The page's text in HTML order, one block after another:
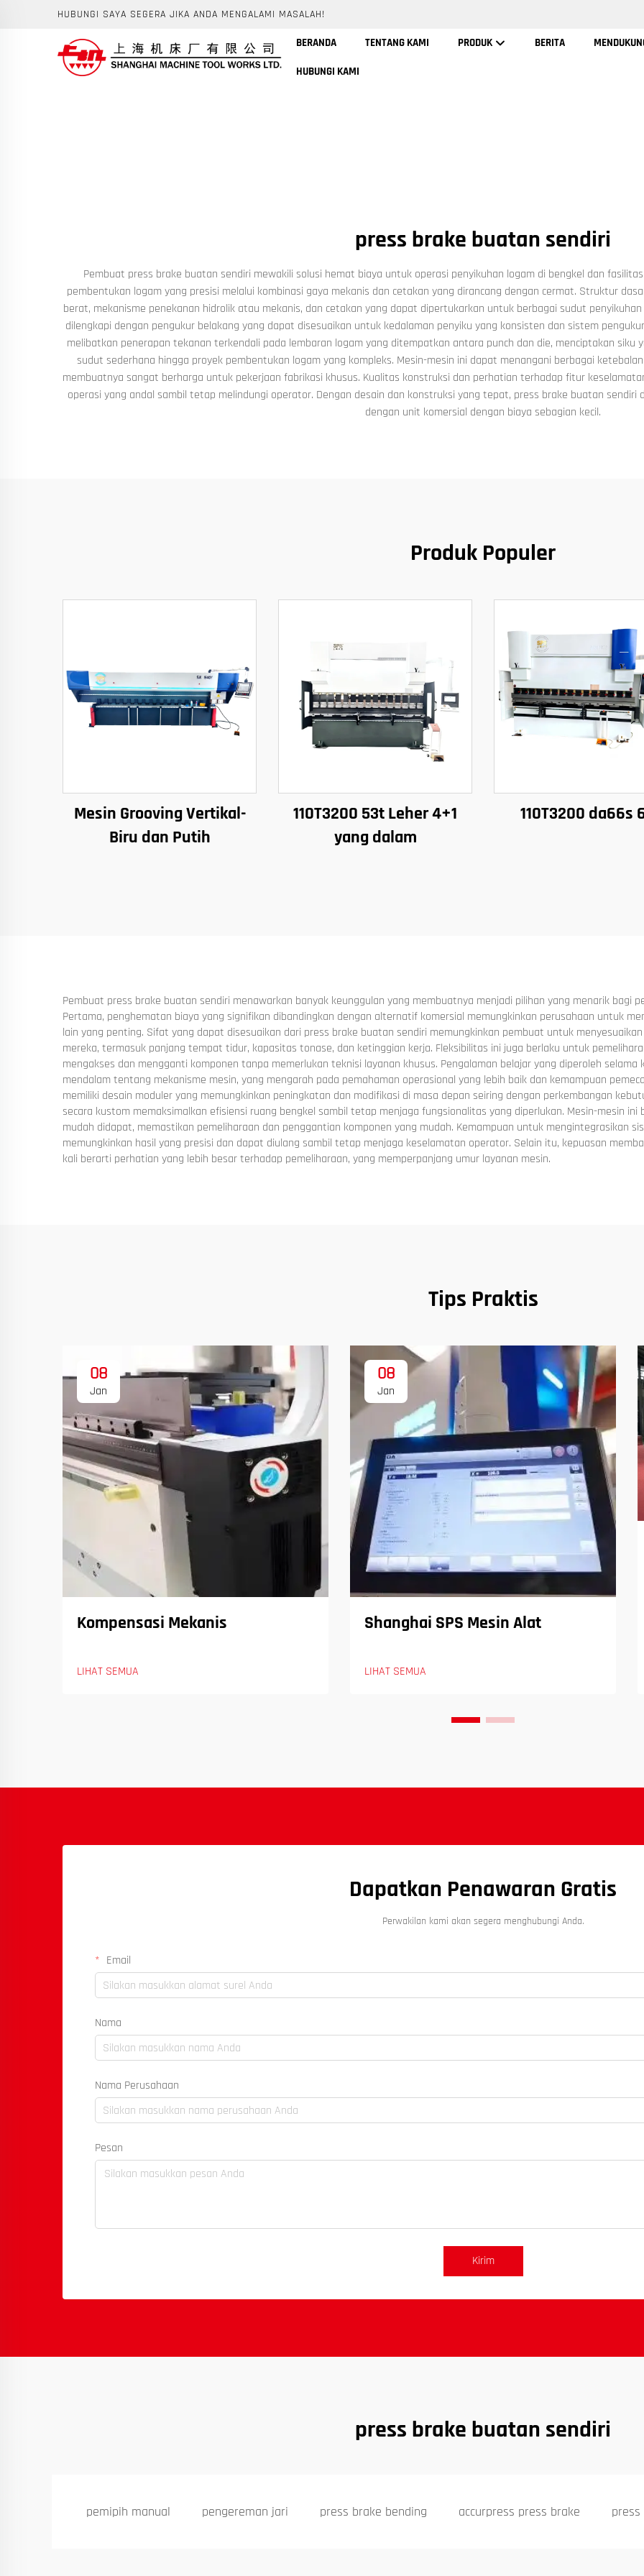
HUBUNGI SAYA SEGERA JIKA ANDA MENGALAMI MASALAH!
BERANDA TENTANG KAMI PRODUK BERITA
HUBUNGI KAMI
press brake buatan sendiri
Pembuat press brake buatan sendiri mewakili solusi hemat biaya untuk operasi penyikuhan logam di bengkel dan
pembentukan logam yang presisi melalui kombinasi gaya mekanis dan cetakan yang dirancang dengan cermat. Struktur
berat, mekanisme penekanan hidrolik atau mekanis, dan cetakan yang dapat dipertukarkan untuk berbagai sudut
dilengkapi dengan pengukur belakang yang dapat disesuaikan untuk kedalaman penyiku yang konsisten dan sistem
melibatkan penerapan tekanan terkendali pada lembaran logam yang ditempatkan antara punch dan die, menciptakan siku
sudut sederhana hingga proyek pembentukan logam yang kompleks. Mesin-mesin ini dapat menangani berbagai
membuatnya sangat berharga untuk pekerjaan fabrikasi khusus. Kualitas konstruksi dan perhatian terhadap fitur
operasi yang andal sambil tetap melindungi operator. Dengan desain dan konstruksi yang tepat, press brake buatan
dengan unit komersial dengan biaya sebagian kecil.
Produk Populer
Mesin Grooving Vertikal-
Biru dan Putih
110T3200 53t Leher 4+1
yang dalam
110T3200 da66s
Pembuat press brake buatan sendiri menawarkan banyak keunggulan yang membuatnya menjadi pilihan yang menarik bagi
Pertama, penghematan biaya yang signifikan dibandingkan dengan alternatif komersial memungkinkan perusahaan untuk
lain yang penting. Sifat yang dapat disesuaikan dari press brake buatan sendiri memungkinkan pembuat untuk
mereka, termasuk panjang tempat tidur, kapasitas tonase, dan ketinggian kerja. Fleksibilitas ini juga berlaku untuk
mengakses dan mengganti komponen tanpa memerlukan teknisi layanan khusus. Pengalaman belajar yang diperoleh
mendalam tentang mekanisme mesin, yang mengarah pada pemahaman operasional yang lebih baik dan kemampuan
memiliki desain moduler yang memungkinkan peningkatan dan modifikasi di masa depan seiring dengan perkembangan
secara kustom memaksimalkan efisiensi ruang bengkel sambil tetap menjaga fungsionalitas yang diperlukan. Mesin-mesin
mudah didapat, memastikan pemeliharaan dan penggantian komponen yang mudah. Kemampuan untuk mengintegrasikan
memungkinkan hasil yang presisi dan dapat diulang sambil tetap menjaga keselamatan operator. Selain itu, kepuasan
kali berarti perhatian yang lebih besar terhadap pemeliharaan, yang memperpanjang umur layanan mesin.
Tips Praktis
08
Jan
Kompensasi Mekanis
LIHAT SEMUA
08
Jan
Shanghai SPS Mesin Alat
LIHAT SEMUA
Dapatkan Penawaran Gratis
Perwakilan kami akan segera menghubungi Anda.
Email
Nama
Nama Perusahaan
Pesan
Kirim
press brake buatan sendiri
pemipih manual pengereman jari press brake bending accurpress press brake